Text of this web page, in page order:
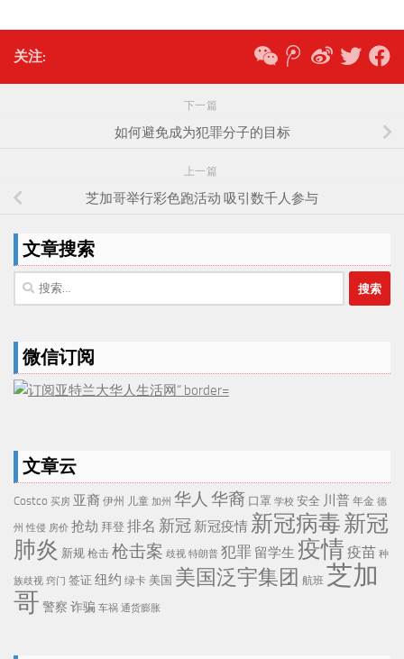
关注:
下一篇
如何避免成为犯罪分子的目标
上一篇
芝加哥举行彩色跑活动 吸引数千人参与
文章搜索
搜
索：
微信订阅
文章云
Costco 买房 亚裔 伊州 儿童 加州 华人 华裔 口罩 学校 安全 川普 年金 德
州 性侵 房价 抢劫 拜登 排名 新冠 新冠疫情 新冠病毒新冠
肺炎 新规 枪击 枪击案 歧视 特朗普 犯罪 留学生 疫情 疫苗 种
族歧视 窍门 签证 纽约 绿卡 美国 美国泛宇集团 航班 芝加
哥 警察 诈骗 车祸 通货膨胀